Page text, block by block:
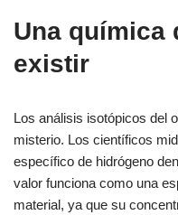
Una química
existir
Los análisis isotópicos del
misterio. Los científicos
específico de hidrógeno
valor funciona como una
material, ya que su